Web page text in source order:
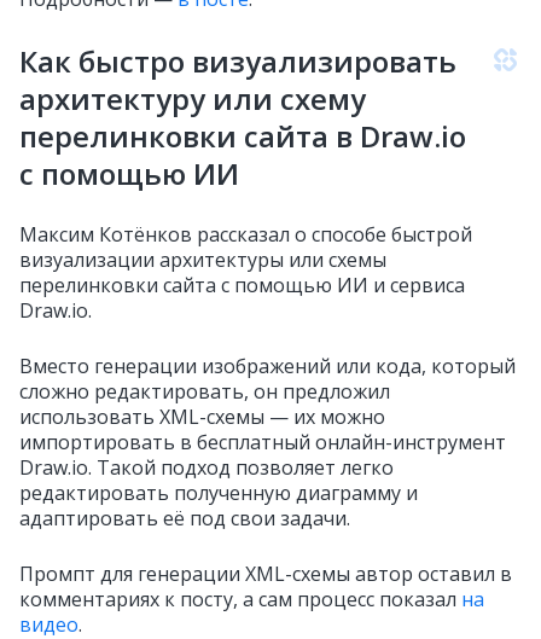
Как быстро визуализировать
архитектуру или схему
перелинковки сайта в Draw.io
с помощью ИИ
Максим Котёнков рассказал о способе быстрой
визуализации архитектуры или схемы
перелинковки сайта с помощью ИИ и сервиса
Draw.io.
Вместо генерации изображений или кода, который
сложно редактировать, он предложил
использовать XML-схемы — их можно
импортировать в бесплатный онлайн-инструмент
Draw.io. Такой подход позволяет легко
редактировать полученную диаграмму и
адаптировать её под свои задачи.
Промпт для генерации XML-схемы автор оставил в
комментариях к посту, а сам процесс показал на
видео.